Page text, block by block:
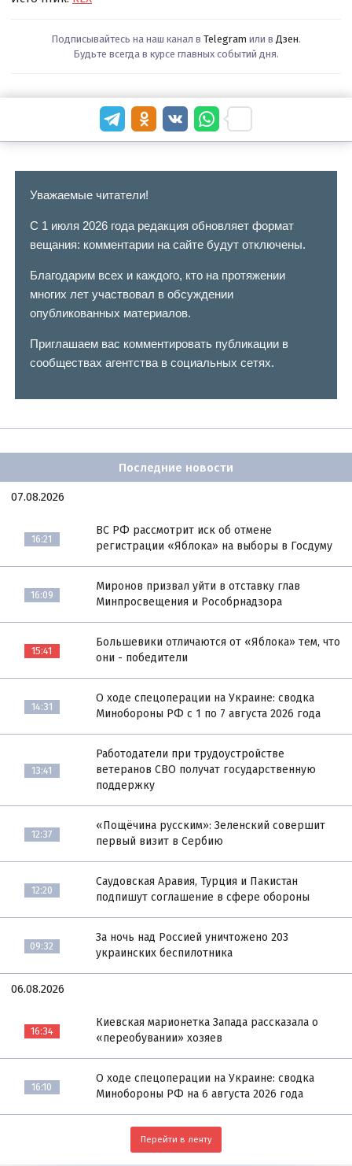
Подписывайтесь на наш канал в Telegram или в Дзен.
Будьте всегда в курсе главных событий дня.
Уважаемые читатели!
С 1 июля 2026 года редакция обновляет формат
вещания: комментарии на сайте будут отключены.
Благодарим всех и каждого, кто на протяжении
многих лет участвовал в обсуждении
опубликованных материалов.
Приглашаем вас комментировать публикации в
сообществах агентства в социальных сетях.
Последние новости
07.08.2026
16:21
ВС РФ рассмотрит иск об отмене
регистрации «Яблока» на выборы в Госдуму
16:09
Миронов призвал уйти в отставку глав
Минпросвещения и Рособрнадзора
15:41
Большевики отличаются от «Яблока» тем, что
они - победители
14:31
О ходе спецоперации на Украине: сводка
Минобороны РФ с 1 по 7 августа 2026 года
13:41
Работодатели при трудоустройстве
ветеранов СВО получат государственную
поддержку
12:37
«Пощёчина русским»: Зеленский совершит
первый визит в Сербию
12:20
Саудовская Аравия, Турция и Пакистан
подпишут соглашение в сфере обороны
09:32
За ночь над Россией уничтожено 203
украинских беспилотника
06.08.2026
16:34
Киевская марионетка Запада рассказала о
«переобувании» хозяев
16:10
О ходе спецоперации на Украине: сводка
Минобороны РФ на 6 августа 2026 года
Перейти в ленту